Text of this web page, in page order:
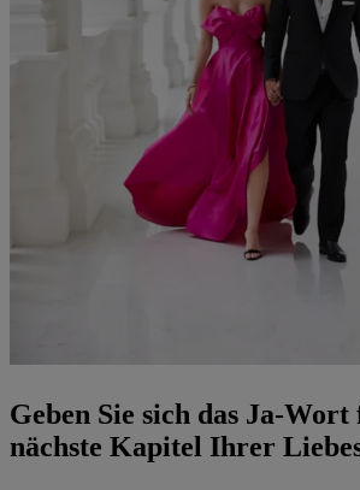
Geben Sie sich das Ja-Wort
nächste Kapitel Ihrer